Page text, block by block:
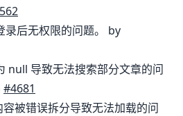
录后无权限的问题。 by
null 导致无法搜索部分文章的问
#4681
被错误拆分导致无法加载的问